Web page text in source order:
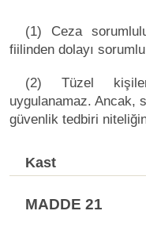
(1) Ceza
fiilinden dolayı
(2) Tüzel kişiler
uygulanamaz. Ancak,
güvenlik tedbiri
Kast
MADDE 21